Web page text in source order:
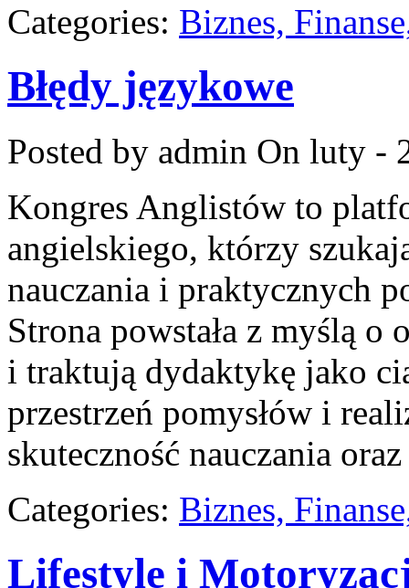
Categories: Biznes,
Błędy językowe
Posted by admin On luty -
Kongres Anglistów to
angielskiego, którzy
nauczania i praktycznych
Strona powstała z myślą o
i traktują dydaktykę jako
przestrzeń pomysłów i
skuteczność nauczania
Categories: Biznes,
Lifestyle i